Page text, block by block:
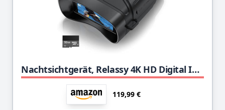
Nachtsichtgerät, Relassy 4K HD Digital Infrarot Nachtsicht Fernglas 300m Reichweite, 4000mAh Wiederaufladbares Nachtsichtgeräte, 5X Digitalzoom Nachtsicht für Vogelbeobachtung Camping Jagd mit 32GB
119,99 €